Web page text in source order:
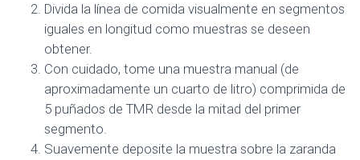
Divida la línea de comida visualmente en segmentos
iguales en longitud como muestras se deseen
obtener.
Con cuidado, tome una muestra manual (de
aproximadamente un cuarto de litro) comprimida de
5 puñados de TMR desde la mitad del primer
segmento.
Suavemente deposite la muestra sobre la zaranda